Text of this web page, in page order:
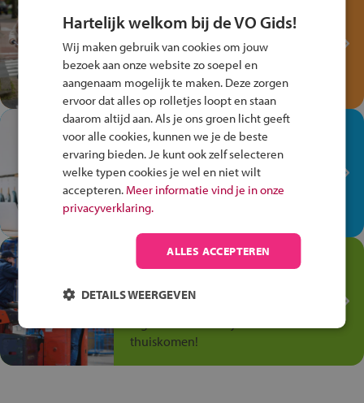
Fiets Veilig
Verkeersspel!
Speel het Fiets Veilig Verkeersspel
en win een Cortina-fiets!
In de winkel ben je op je
plek!
Ontdek via het vmbo jouw talent
op de winkelvloer, waar elke dag
anders is!
Jouw talent in de
thuiskomen!
Hartelijk welkom bij de VO Gids!
Wij maken gebruik van cookies om jouw
bezoek aan onze website zo soepel en
aangenaam mogelijk te maken. Deze zorgen
ervoor dat alles op rolletjes loopt en staan
daarom altijd aan. Als je ons groen licht geeft
voor alle cookies, kunnen we je de beste
ervaring bieden. Je kunt ook zelf selecteren
welke typen cookies je wel en niet wilt
accepteren. Meer informatie vind je in onze
privacyverklaring.
ALLES ACCEPTEREN
DETAILS WEERGEVEN